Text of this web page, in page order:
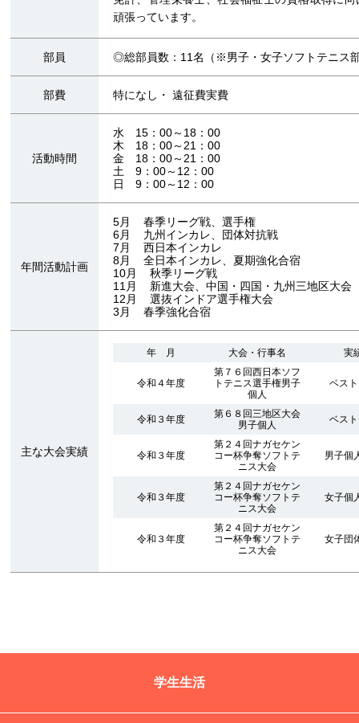
頑張っています。
部員 ◎総部員数：11名（※男子・女子ソフトテニス
部費 特になし・ 遠征費実費
活動時間
水 15：00～18：00
木 18：00～21：00
金 18：00～21：00
土 9：00～12：00
日 9：00～12：00
年間活動計画
5月 春季リーグ戦、選手権
6月 九州インカレ、団体対抗戦
7月 西日本インカレ
8月 全日本インカレ、夏期強化合宿
10月 秋季リーグ戦
11月 新進大会、中国・四国・九州三地区大会
12月 選抜インドア選手権大会
3月 春季強化合宿
主な大会実績
年 月 大会・行事名 実
令和４年度
第７６回西日本ソフ
トテニス選手権男子
個人
ベス
令和３年度
第６８回三地区大会
男子個人
ベス
令和３年度
第２４回ナガセケン
コー杯争奪ソフトテ
ニス大会
男子個
令和３年度
第２４回ナガセケン
コー杯争奪ソフトテ
ニス大会
女子個
令和３年度
第２４回ナガセケン
コー杯争奪ソフトテ
ニス大会
女子団
学生生活